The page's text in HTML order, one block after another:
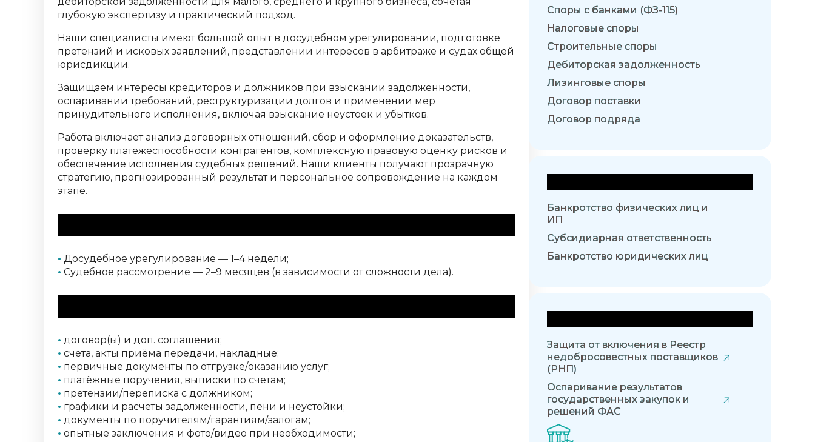
глубокую экспертизу и практический подход.
Наши специалисты имеют большой опыт в досудебном урегулировании, подготовке
претензий и исковых заявлений, представлении интересов в арбитраже и судах общей
юрисдикции.
Защищаем интересы кредиторов и должников при взыскании задолженности,
оспаривании требований, реструктуризации долгов и применении мер
принудительного исполнения, включая взыскание неустоек и убытков.
Работа включает анализ договорных отношений, сбор и оформление доказательств,
проверку платёжеспособности контрагентов, комплексную правовую оценку рисков и
обеспечение исполнения судебных решений. Наши клиенты получают прозрачную
стратегию, прогнозированный результат и персональное сопровождение на каждом
этапе.
• Досудебное урегулирование — 1–4 недели;
• Судебное рассмотрение — 2–9 месяцев (в зависимости от сложности дела).
• договор(ы) и доп. соглашения;
• счета, акты приёма передачи, накладные;
• первичные документы по отгрузке/оказанию услуг;
• платёжные поручения, выписки по счетам;
• претензии/переписка с должником;
• графики и расчёты задолженности, пени и неустойки;
• документы по поручителям/гарантиям/залогам;
• опытные заключения и фото/видео при необходимости;
Споры с банками (ФЗ-115)
Налоговые споры
Строительные споры
Дебиторская задолженность
Лизинговые споры
Договор поставки
Договор подряда
Банкротство физических лиц и
ИП
Субсидиарная ответственность
Банкротство юридических лиц
Защита от включения в Реестр
недобросовестных поставщиков
(РНП)
Оспаривание результатов
государственных закупок и
решений ФАС